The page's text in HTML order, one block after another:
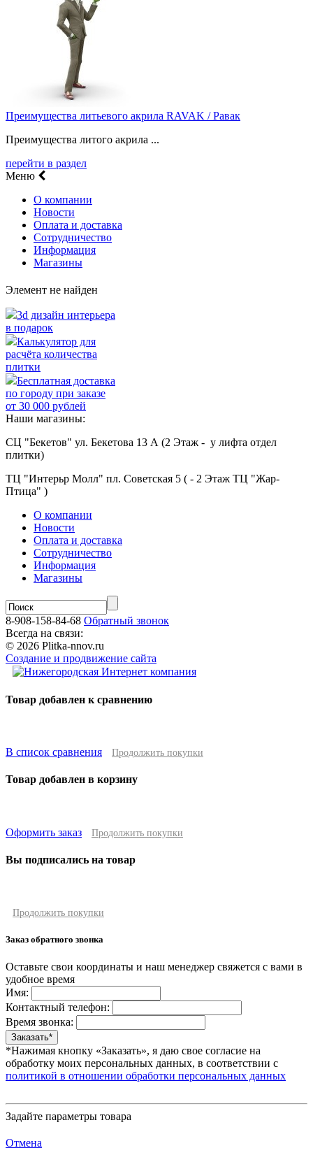
Преимущества литьевого акрила RAVAK / Равак
Преимущества литого акрила ...
перейти в раздел
Меню
О компании
Новости
Оплата и доставка
Сотрудничество
Информация
Магазины
Элемент не найден
3d дизайн интерьера
в подарок
Калькулятор для
расчёта количества
плитки
Бесплатная доставка
по городу при заказе
от 30 000 рублей
Наши магазины:
СЦ "Бекетов" ул. Бекетова 13 А (2 Этаж - у лифта отдел
плитки)
ТЦ "Интерьр Молл" пл. Советская 5 ( - 2 Этаж ТЦ "Жар-
Птица" )
О компании
Новости
Оплата и доставка
Сотрудничество
Информация
Магазины
8-908-158-84-68 Обратный звонок
Всегда на связи:
© 2026 Plitka-nnov.ru
Создание и продвижение сайта
Товар добавлен к сравнению
В список сравнения Продолжить покупки
Товар добавлен в корзину
Оформить заказ Продолжить покупки
Вы подписались на товар
Продолжить покупки
Заказ обратного звонка
Оставьте свои координаты и наш менеджер свяжется с вами в
удобное время
Имя:
Контактный телефон:
Время звонка:
*Нажимая кнопку «Заказать», я даю свое согласие на
обработку моих персональных данных, в соответствии с
политикой в отношении обработки персональных данных
Задайте параметры товара
Отмена